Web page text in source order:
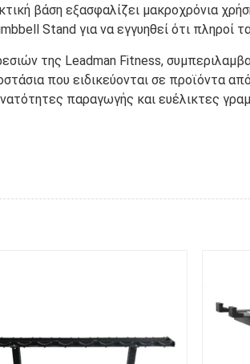
βάση εξασφαλίζει μακροχρόνια
Stand για να εγγυηθεί ότι πληροί
της Leadman Fitness,
που ειδικεύονται σε προϊόντα
παραγωγής και ευέλικτες